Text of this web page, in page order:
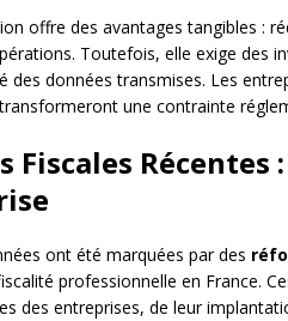
offre des avantages tangibles :
Toutefois, elle exige des
des données transmises. Les
une contrainte
Fiscales
ont été marquées par des
professionnelle en France.
des entreprises, de leur